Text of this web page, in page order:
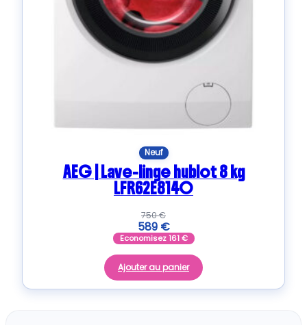
Neuf
AEG | Lave-linge hublot 8 kg
LFR62E814O
750€
589 €
Economisez161€
Ajouter au panier